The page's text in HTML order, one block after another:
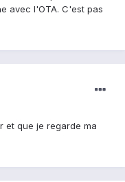
avec l'OTA. C'est pas
et que je regarde ma